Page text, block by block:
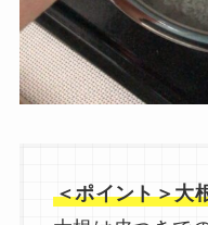
＜ポイント＞大